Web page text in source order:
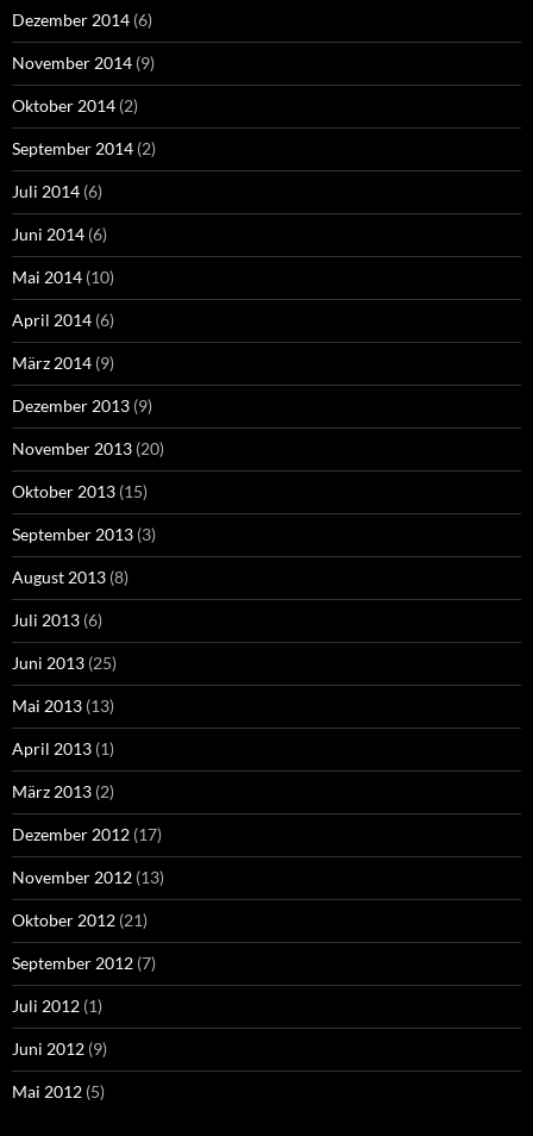
Dezember 2014 (6)
November 2014 (9)
Oktober 2014 (2)
September 2014 (2)
Juli 2014 (6)
Juni 2014 (6)
Mai 2014 (10)
April 2014 (6)
März 2014 (9)
Dezember 2013 (9)
November 2013 (20)
Oktober 2013 (15)
September 2013 (3)
August 2013 (8)
Juli 2013 (6)
Juni 2013 (25)
Mai 2013 (13)
April 2013 (1)
März 2013 (2)
Dezember 2012 (17)
November 2012 (13)
Oktober 2012 (21)
September 2012 (7)
Juli 2012 (1)
Juni 2012 (9)
Mai 2012 (5)